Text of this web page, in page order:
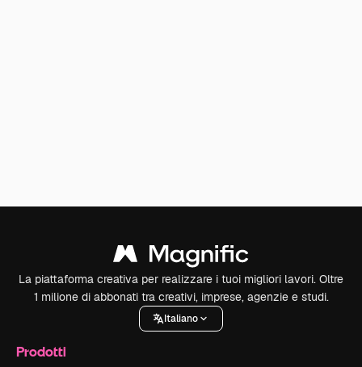
La piattaforma creativa per realizzare i tuoi migliori lavori. Oltre
1 milione di abbonati tra creativi, imprese, agenzie e studi.
Italiano
Prodotti